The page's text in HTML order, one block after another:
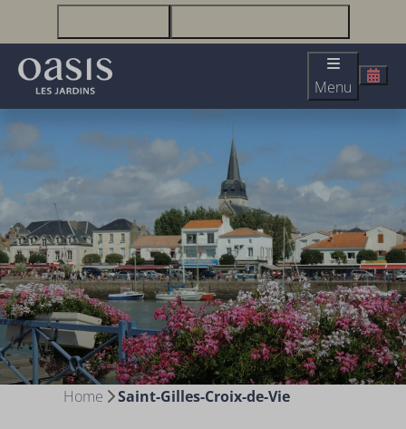
Menu
Home Saint-Gilles-Croix-de-Vie